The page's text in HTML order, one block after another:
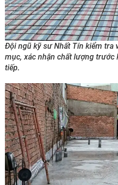
Đội ngũ kỹ sư Nhất Tín kiểm tra
mục, xác nhận chất lượng trước
tiếp.